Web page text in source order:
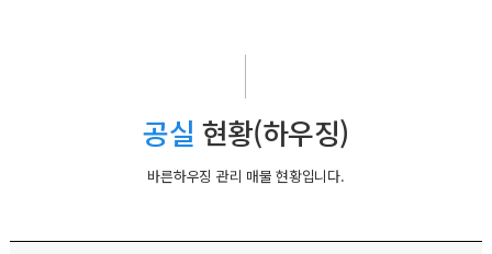
공실 현황(하우징)
바른하우징 관리 매물 현황입니다.